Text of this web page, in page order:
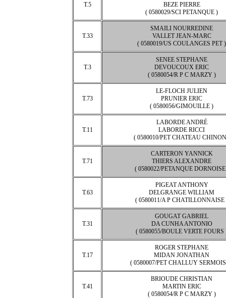
T.5
BEZE PIERRE
( 0580029/SCI PETANQUE )
T.33
SMAILI NOURREDINE
VALLET JEAN-MARC
( 0580019/US COULANGES PET )
T.3
SENEE STEPHANE
DEVOUCOUX ERIC
( 0580054/R P C MARZY )
T.73
LE-FLOCH JULIEN
PRUNIER ERIC
( 0580056/GIMOUILLE )
T.11
LABORDE ANDRÉ
LABORDE RICCI
( 0580010/PET CHATEAU
T.71
CARTERON YANNICK
THIERS ALEXANDRE
( 0580022/PETANQUE
T.63
PIGEAT ANTHONY
DELGRANGE WILLIAM
( 0580011/A P CHATILLONNAISE
T.31
GOUGAT GABRIEL
DA CUNHA ANTONIO
( 0580055/BOULE VERTE FOURS
T.17
ROGER STEPHANE
MIDAN JONATHAN
( 0580007/PET CHALLUY
T.41
BRIOUDE CHRISTIAN
MARTIN ERIC
( 0580054/R P C MARZY )